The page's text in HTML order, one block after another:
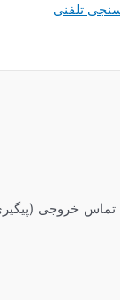
تلفنی
خروجی